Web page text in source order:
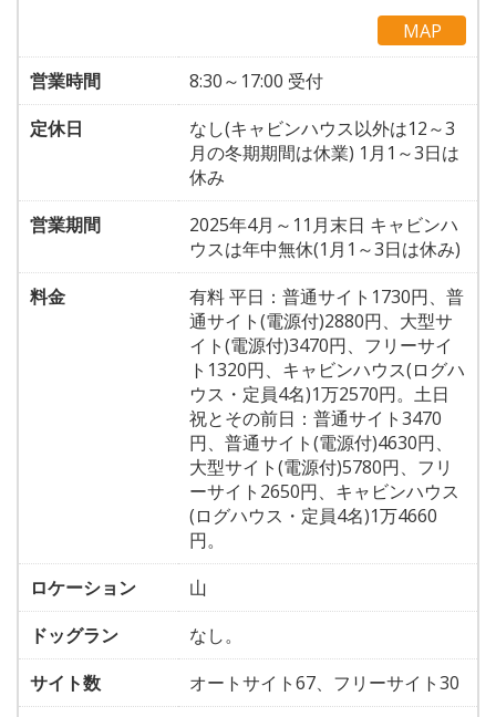
MAP
営業時間
8:30～17:00 受付
定休日
なし(キャビンハウス以外は12～3
月の冬期期間は休業) 1月1～3日は
休み
営業期間
2025年4月～11月末日 キャビンハ
ウスは年中無休(1月1～3日は休み)
料金
有料 平日：普通サイト1730円、普
通サイト(電源付)2880円、大型サ
イト(電源付)3470円、フリーサイ
ト1320円、キャビンハウス(ログハ
ウス・定員4名)1万2570円。土日
祝とその前日：普通サイト3470
円、普通サイト(電源付)4630円、
大型サイト(電源付)5780円、フリ
ーサイト2650円、キャビンハウス
(ログハウス・定員4名)1万4660
円。
ロケーション
山
ドッグラン
なし。
サイト数
オートサイト67、フリーサイト30